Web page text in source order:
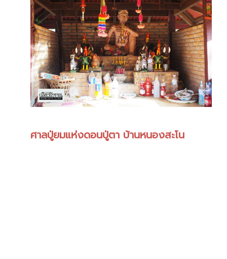
ศาลปู่ยมแห่งดอนปู่ตา บ้านหนองสะโน